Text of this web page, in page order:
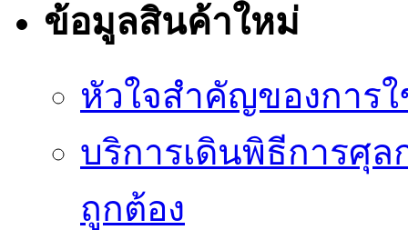
ข้อมูลสินค้าใหม่
หัวใจสำคัญของการ
บริการเดินพิธีการศุล
ถูกต้อง